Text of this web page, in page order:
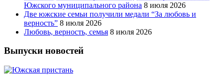
Южского муниципального района 8 июля 2026
Две южские семьи получили медали “За любовь и
верность” 8 июля 2026
Любовь, верность, семья 8 июля 2026
Выпуски новостей